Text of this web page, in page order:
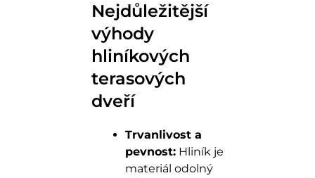
Nejdůležitější
výhody
hliníkových
terasových
dveří
Trvanlivost a
pevnost: Hliník je
materiál odolný